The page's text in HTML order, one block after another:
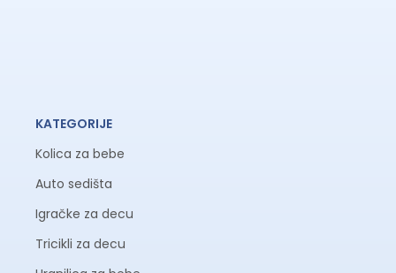
KATEGORIJE
Kolica za bebe
Auto sedišta
Igračke za decu
Tricikli za decu